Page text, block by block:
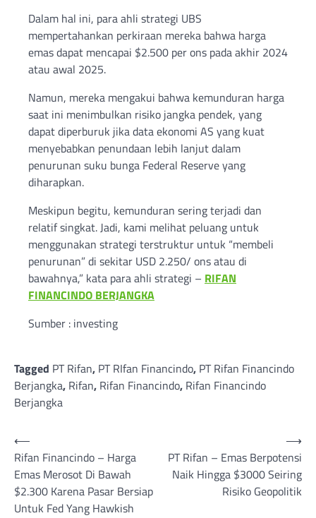
Dalam hal ini, para ahli strategi UBS
mempertahankan perkiraan mereka bahwa harga
emas dapat mencapai $2.500 per ons pada akhir 2024
atau awal 2025.
Namun, mereka mengakui bahwa kemunduran harga
saat ini menimbulkan risiko jangka pendek, yang
dapat diperburuk jika data ekonomi AS yang kuat
menyebabkan penundaan lebih lanjut dalam
penurunan suku bunga Federal Reserve yang
diharapkan.
Meskipun begitu, kemunduran sering terjadi dan
relatif singkat. Jadi, kami melihat peluang untuk
menggunakan strategi terstruktur untuk “membeli
penurunan” di sekitar USD 2.250/ ons atau di
bawahnya,” kata para ahli strategi – RIFAN
FINANCINDO BERJANGKA
Sumber : investing
Tagged PT Rifan, PT RIfan Financindo, PT Rifan Financindo
Berjangka, Rifan, Rifan Financindo, Rifan Financindo
Berjangka
Post
navigation
⟵
Rifan Financindo – Harga
Emas Merosot Di Bawah
$2.300 Karena Pasar Bersiap
Untuk Fed Yang Hawkish
PT Rifan – Emas Berpotensi
Naik Hingga $3000 Seiring
Risiko Geopolitik
⟶